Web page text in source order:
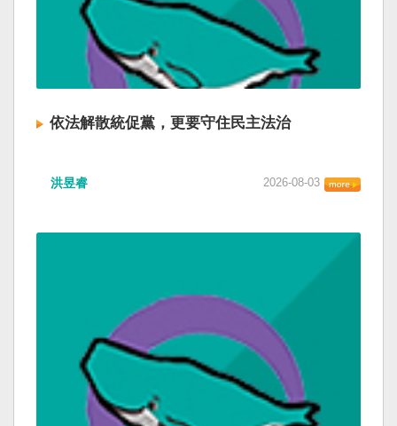
依法解散統促黨，更要守住民主法治
洪昱睿 2026-08-03